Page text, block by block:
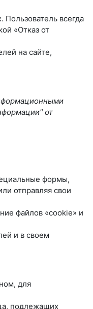
всегда
«Отказ от
на сайте,
от
формы,
отправляя свои
файлов «cookie» и
и в своем
для
подлежащих